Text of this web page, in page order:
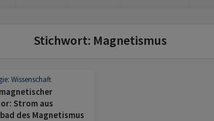
Stichwort: Magnetismus
Wissenschaft
Strom aus
des Magnetismus